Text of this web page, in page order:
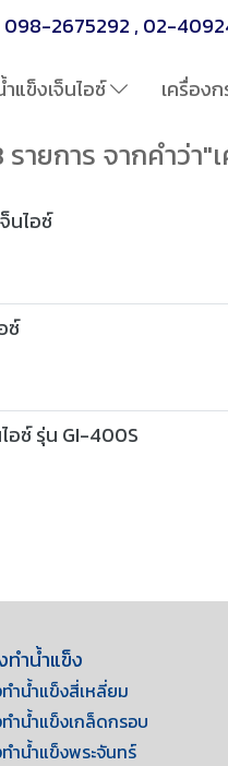
098-2675292 , 02-
แข็งเจ็นไอซ์ เครื่อง
ายการ จากคำว่า"
นไอซ์
ซ์
อซ์ รุ่น GI-400S
ทำน้ำแข็ง
ทำน้ำแข็งสี่เหลี่ยม
ทำน้ำแข็งเกล็ดกรอบ
ทำน้ำแข็งพระจันทร์